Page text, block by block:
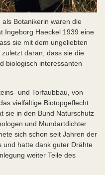
Botanikerin waren die
Ingeborg Haeckel 1939 eine
sie mit dem ungeliebten
daran, dass sie die
biologisch interessanten
und Torfaubbau, von
vielfältige Biotopgeflecht
sie in den Bund Naturschutz
und Mundartdichter
sich schon seit Jahren der
und hatte dank guter Drähte
weiter Teile des